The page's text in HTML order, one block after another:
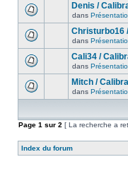
Denis /
dans
Christurbo16
dans
Cali34 /
dans
Mitch /
dans
Page 1 sur 2 [ La recherche a
Index du forum